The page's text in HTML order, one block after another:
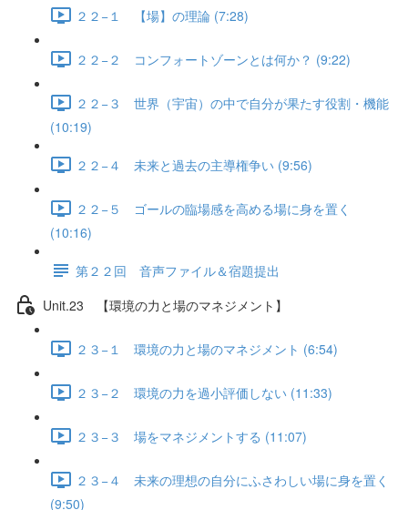
２２−１ 【場】の理論 (7:28)
２２−２ コンフォートゾーンとは何か？ (9:22)
２２−３ 世界（宇宙）の中で自分が果たす役割・機能
(10:19)
２２−４ 未来と過去の主導権争い (9:56)
２２−５ ゴールの臨場感を高める場に身を置く
(10:16)
第２２回 音声ファイル＆宿題提出
Unit.23 【環境の力と場のマネジメント】
２３−１ 環境の力と場のマネジメント (6:54)
２３−２ 環境の力を過小評価しない (11:33)
２３−３ 場をマネジメントする (11:07)
２３−４ 未来の理想の自分にふさわしい場に身を置く
(9:50)